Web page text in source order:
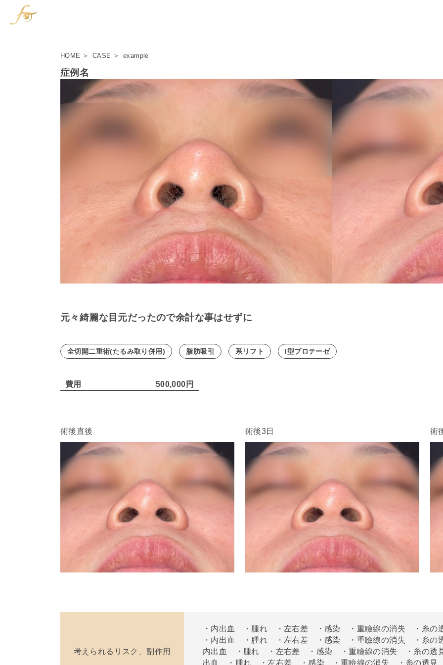
HOME CASE example
症例名
元々綺麗な目元だったので余計な事はせずに
全切開二重術(たるみ取り併用) 脂肪吸引 系リフト I型プロテーゼ
費用 500,000円
術後直後 術後3日 術
考えられるリスク、副作用
・内出血 ・腫れ ・左右差 ・感染 ・重瞼線の消失 ・糸の
・内出血 ・腫れ ・左右差 ・感染 ・重瞼線の消失 ・糸の
内出血 ・腫れ ・左右差 ・感染 ・重瞼線の消失 ・糸の透
出血 ・腫れ ・左右差 ・感染 ・重瞼線の消失 ・糸の透見